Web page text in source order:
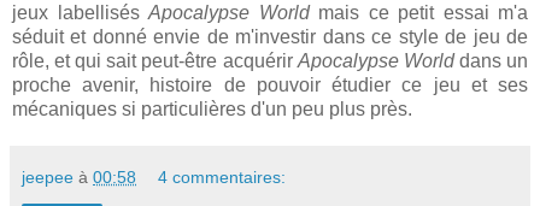
jeux labellisés Apocalypse Worldmais ce petit essai m'a
séduit et donné envie de m'investir dans ce style de jeu de
rôle, et qui sait peut-être acquérir Apocalypse Worlddans un
proche avenir, histoire de pouvoir étudier ce jeu et ses
mécaniques si particulières d'un peu plus près.
jeepee à 00:58 4 commentaires: